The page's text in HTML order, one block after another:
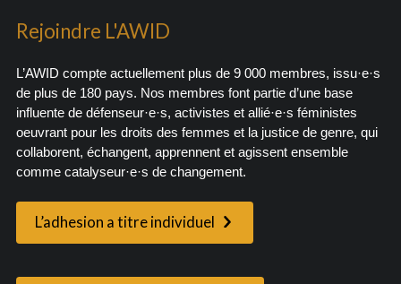
Rejoindre L'AWID
L’AWID compte actuellement plus de 9 000 membres, issu·e·s
de plus de 180 pays. Nos membres font partie d’une base
influente de défenseur·e·s, activistes et allié·e·s féministes
oeuvrant pour les droits des femmes et la justice de genre, qui
collaborent, échangent, apprennent et agissent ensemble
comme catalyseur·e·s de changement.
L’adhesion a titre individuel